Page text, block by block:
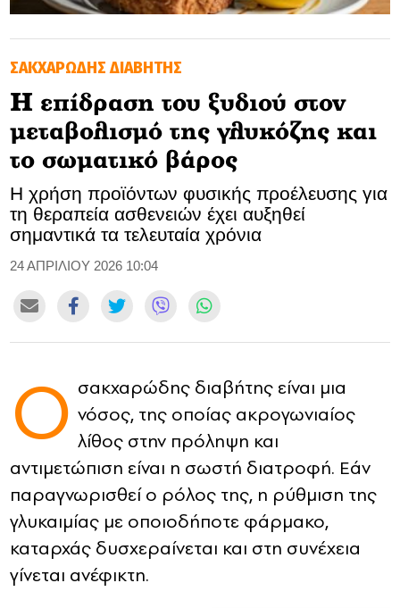
SOOZIE’S FRIENDS
CULTURE
TASTELAND
TECH
HEALTH
MEDIALAND
DRIVE
DIA Y NOCHE
CONTACT
ADVERTISE
ΣΑΚΧΑΡΩΔΗΣ ΔΙΑΒΗΤΗΣ
Η επίδραση του ξυδιού στον
μεταβολισμό της γλυκόζης και
το σωματικό βάρος
Η χρήση προϊόντων φυσικής προέλευσης για
τη θεραπεία ασθενειών έχει αυξηθεί
σημαντικά τα τελευταία χρόνια
24 ΑΠΡΙΛΙΟΥ 2026 10:04
Ο σακχαρώδης διαβήτης είναι μια
νόσος, της οποίας ακρογωνιαίος
λίθος στην πρόληψη και
αντιμετώπιση είναι η σωστή διατροφή. Εάν
παραγνωρισθεί ο ρόλος της, η ρύθμιση της
γλυκαιμίας με οποιοδήποτε φάρμακο,
καταρχάς δυσχεραίνεται και στη συνέχεια
γίνεται ανέφικτη.